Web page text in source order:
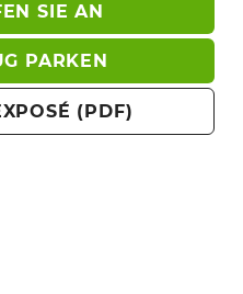
SIE AN
PARKEN
(PDF)